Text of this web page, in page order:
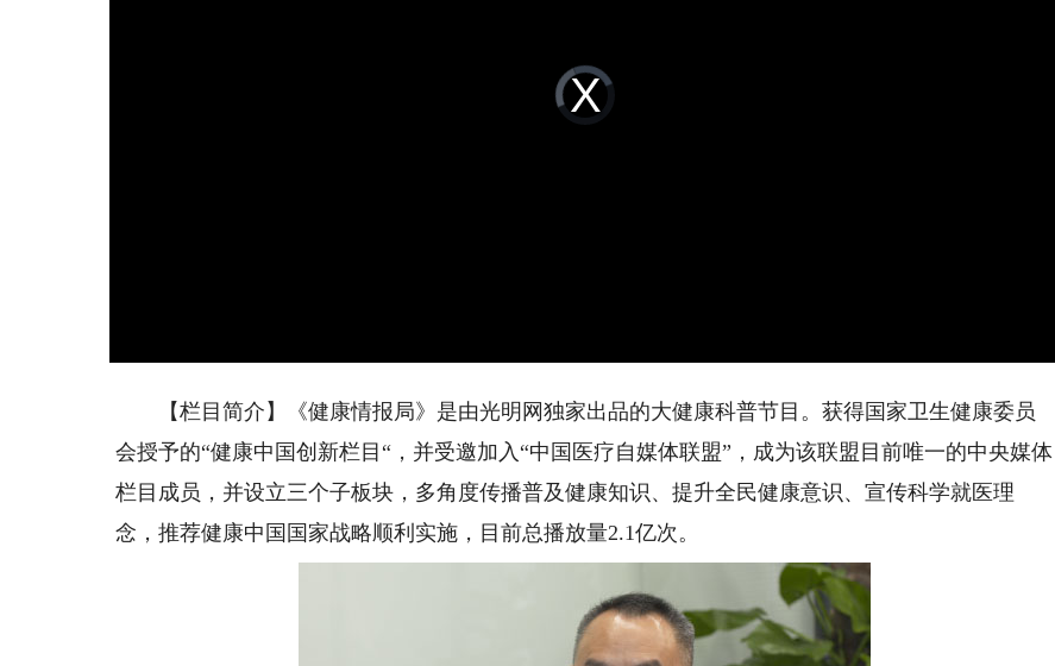
Video
Player
is
loading.
【栏目简介】《健康情报局》是由光明网独家出品的大健康科普节目。获得国家卫生健康委员
会授予的“健康中国创新栏目“，并受邀加入“中国医疗自媒体联盟”，成为该联盟目前唯一的中央媒体
栏目成员，并设立三个子板块，多角度传播普及健康知识、提升全民健康意识、宣传科学就医理
念，推荐健康中国国家战略顺利实施，目前总播放量2.1亿次。